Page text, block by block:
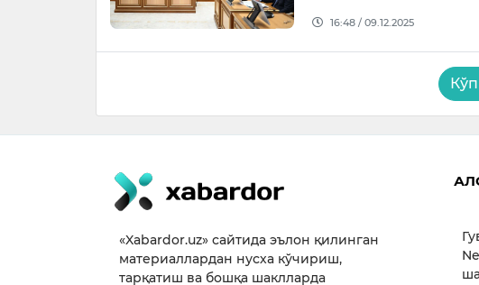
16:48 / 09.12.2025
«Xabardor.uz» сайтида эълон қилинган
материаллардан нусха кўчириш,
тарқатиш ва бошқа шаклларда